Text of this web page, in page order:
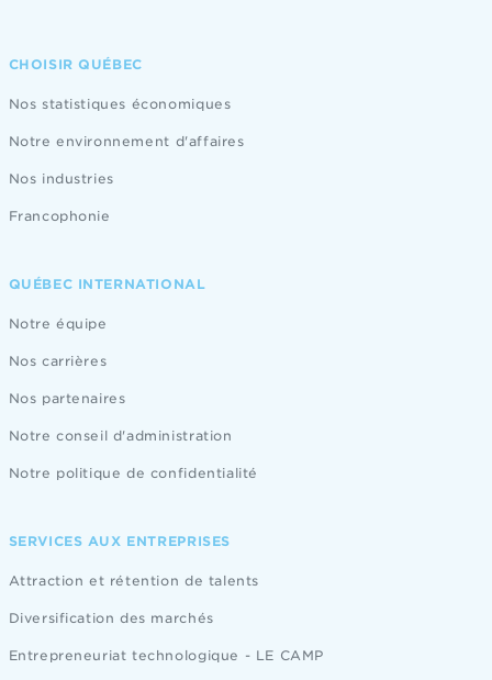
CHOISIR QUÉBEC
Nos statistiques économiques
Notre environnement d'affaires
Nos industries
Francophonie
QUÉBEC INTERNATIONAL
Notre équipe
Nos carrières
Nos partenaires
Notre conseil d'administration
Notre politique de confidentialité
SERVICES AUX ENTREPRISES
Attraction et rétention de talents
Diversification des marchés
Entrepreneuriat technologique - LE CAMP